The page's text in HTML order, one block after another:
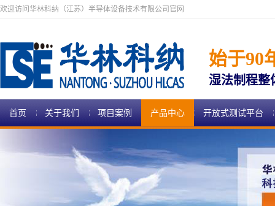
欢迎访问华林科纳（江苏）半导体设备技术有限公司官网
始于90
湿法制程整
首页 关于我们 项目案例 产品中心 开放式测试平台